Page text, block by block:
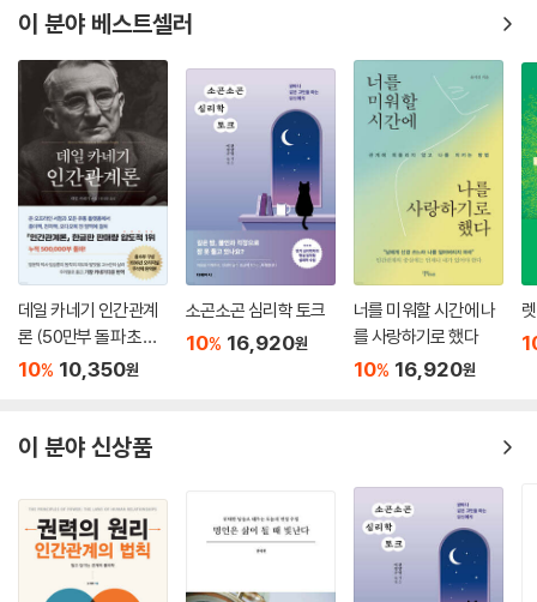
이 분야 베스트셀러
데일 카네기 인간관계
론 (50만부 돌파 초판
무삭제 완역본)
10% 10,350원
소곤소곤 심리학 토크
10% 16,920원
너를 미워할 시간에 나
를 사랑하기로 했다
10% 16,920원
이 분야 신상품